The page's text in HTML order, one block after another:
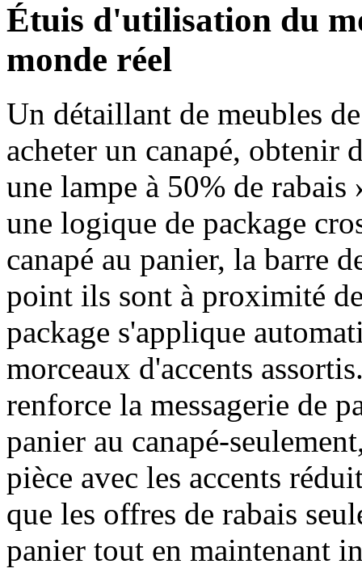
Étuis d'utilisation du
monde réel
Un détaillant de meubles
acheter un canapé, obtenir
une lampe à 50% de
une logique de package
canapé au panier, la barre
point ils sont à proximité
package s'applique
morceaux d'accents
renforce la messagerie de
panier au canapé-
pièce avec les accents
que les offres de rabais
panier tout en maintenant